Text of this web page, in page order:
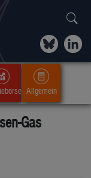
Allgemein
Gas